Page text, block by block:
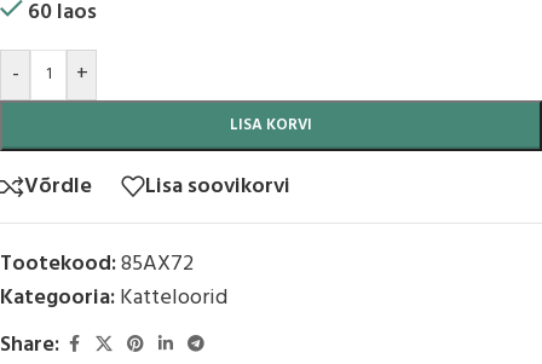
60 laos
-
+
LISA KORVI
Võrdle Lisa soovikorvi
Tootekood:85AX72
Kategooria:Katteloorid
Share: